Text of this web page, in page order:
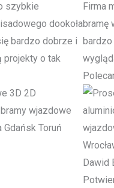
szybkie
dookoła
bardzo dobrze i
projekty o tak
Firma
bramę
Dawid